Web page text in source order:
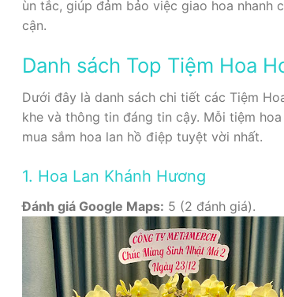
ùn tắc, giúp đảm bảo việc giao hoa nhanh
cận.
Danh sách Top Tiệm Hoa
Dưới đây là danh sách chi tiết các Tiệm
khe và thông tin đáng tin cậy. Mỗi tiệm
mua sắm hoa lan hồ điệp tuyệt vời nhất.
1. Hoa Lan Khánh Hương
Đánh giá Google Maps: 5 (2 đánh giá).